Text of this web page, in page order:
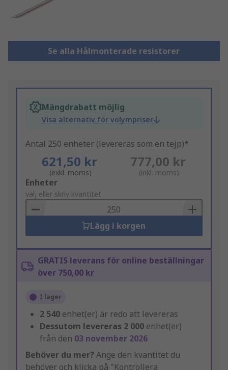
Se alla Hålmonterade resistorer
Mängdrabatt möjlig
Visa alternativ för volympriser
Antal 250 enheter (levereras som en tejp)*
621,50 kr
(exkl. moms)
777,00 kr
(inkl. moms)
Add
to
Basket
Enheter
välj eller skriv kvantitet
Lägg i korgen
GRATIS leverans för online beställningar
över 750,00 kr
I lager
2 540 enhet(er) är redo att levereras
Dessutom levereras 2 000 enhet(er)
från den 03 november 2026
Behöver du mer? Ange den kvantitet du
behöver och klicka på "Kontrollera